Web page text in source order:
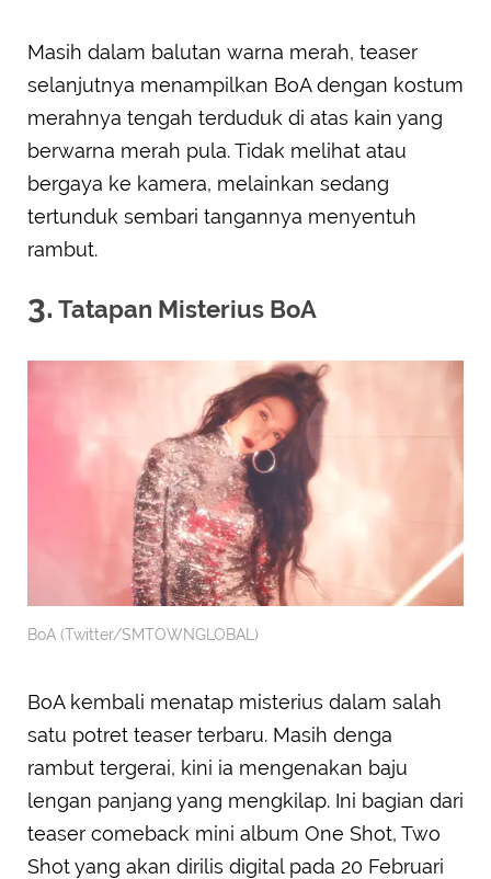
Masih dalam balutan warna merah, teaser
selanjutnya menampilkan BoA dengan kostum
merahnya tengah terduduk di atas kain yang
berwarna merah pula. Tidak melihat atau
bergaya ke kamera, melainkan sedang
tertunduk sembari tangannya menyentuh
rambut.
3. Tatapan Misterius BoA
BoA (Twitter/SMTOWNGLOBAL)
BoA kembali menatap misterius dalam salah
satu potret teaser terbaru. Masih denga
rambut tergerai, kini ia mengenakan baju
lengan panjang yang mengkilap. Ini bagian dari
teaser comeback mini album One Shot, Two
Shot yang akan dirilis digital pada 20 Februari